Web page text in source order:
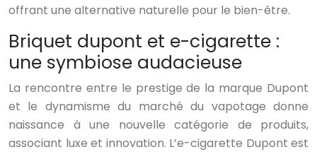
offrant une alternative naturelle pour le bien-être.
Briquet dupont et e-cigarette :
une symbiose audacieuse
La rencontre entre le prestige de la marque Dupont
et le dynamisme du marché du vapotage donne
naissance à une nouvelle catégorie de produits,
associant luxe et innovation. L’e-cigarette Dupont est